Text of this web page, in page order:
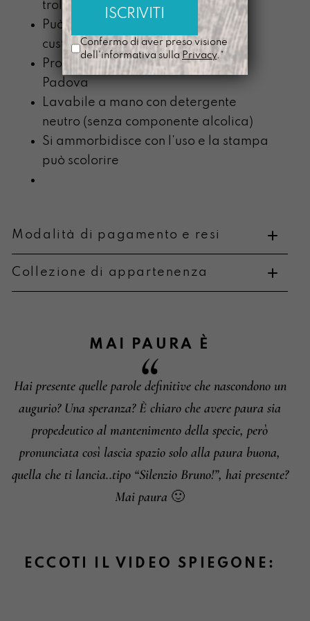
trolley
Può contenere un pc fino a 15” con
custodia
Prodotta nel nostro laboratorio di
Padova
Lavabile a mano con detergente
neutro (senza componente alcolica)
Si ammorbidisce con l’uso e la stampa
può scolorire
Modalità di pagamento e resi
Informazioni su cambi e resi
Collezione di appartenenza
MAI PAURA È
Hai presente quelle parole definitive che nascondono un
augurio? Una speranza? È chiaro che avere paura sia
propedeutico al mantenimento della specie, però
pronunciata così lascia spazio solo alla paura buona,
quella che ti lancia..tipo “Silenzio Bruno!”, hai presente?
Mai paura 🙂
ECCOTI IL VIDEO SPIEGONE:
Confermo di aver preso visione
dell'informativa sulla Privacy.*